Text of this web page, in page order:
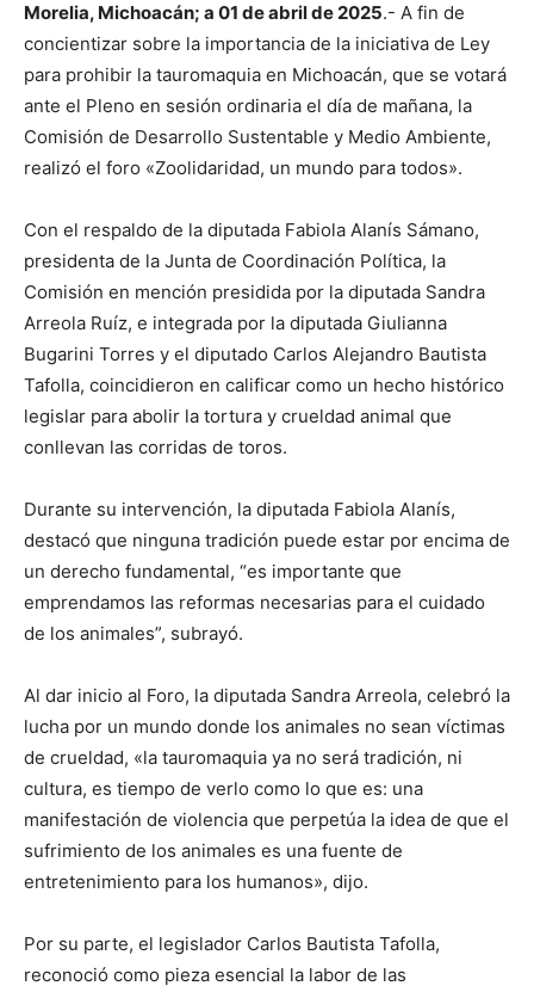
Morelia, Michoacán; a 01 de abril de 2025.- A fin de
concientizar sobre la importancia de la iniciativa de Ley
para prohibir la tauromaquia en Michoacán, que se votará
ante el Pleno en sesión ordinaria el día de mañana, la
Comisión de Desarrollo Sustentable y Medio Ambiente,
realizó el foro «Zoolidaridad, un mundo para todos».
Con el respaldo de la diputada Fabiola Alanís Sámano,
presidenta de la Junta de Coordinación Política, la
Comisión en mención presidida por la diputada Sandra
Arreola Ruíz, e integrada por la diputada Giulianna
Bugarini Torres y el diputado Carlos Alejandro Bautista
Tafolla, coincidieron en calificar como un hecho histórico
legislar para abolir la tortura y crueldad animal que
conllevan las corridas de toros.
Durante su intervención, la diputada Fabiola Alanís,
destacó que ninguna tradición puede estar por encima de
un derecho fundamental, “es importante que
emprendamos las reformas necesarias para el cuidado
de los animales”, subrayó.
Al dar inicio al Foro, la diputada Sandra Arreola, celebró la
lucha por un mundo donde los animales no sean víctimas
de crueldad, «la tauromaquia ya no será tradición, ni
cultura, es tiempo de verlo como lo que es: una
manifestación de violencia que perpetúa la idea de que el
sufrimiento de los animales es una fuente de
entretenimiento para los humanos», dijo.
Por su parte, el legislador Carlos Bautista Tafolla,
reconoció como pieza esencial la labor de las